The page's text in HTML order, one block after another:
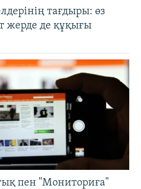
тағдыры: өз
жерде де құқығы
пен "Мониториға"